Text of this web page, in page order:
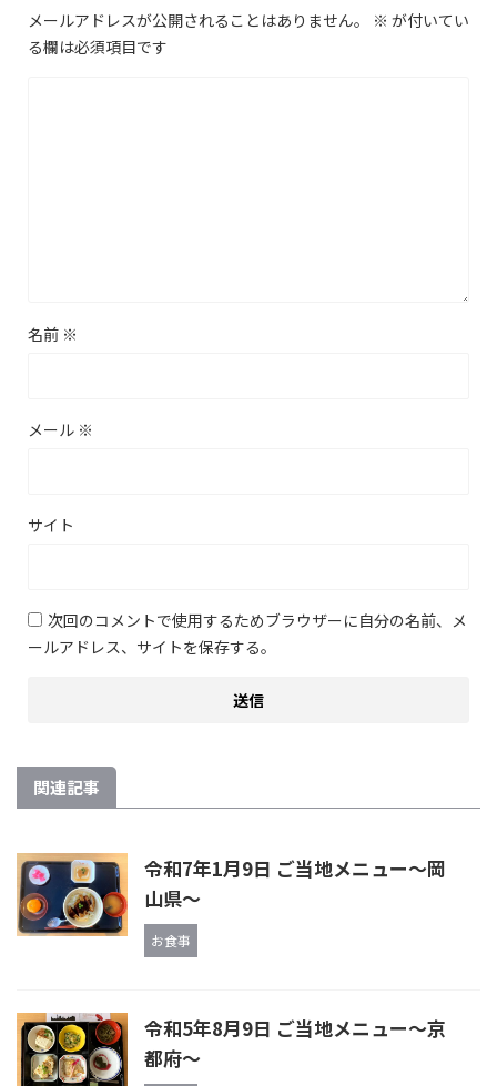
メールアドレスが公開されることはありません。 ※ が付いてい
る欄は必須項目です
名前 ※
メール ※
サイト
次回のコメントで使用するためブラウザーに自分の名前、メ
ールアドレス、サイトを保存する。
関連記事
令和7年1月9日 ご当地メニュー〜岡
山県〜
お食事
令和5年8月9日 ご当地メニュー～京
都府～